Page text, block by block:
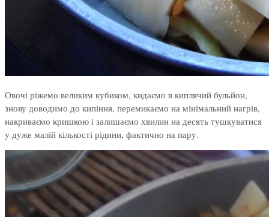
Овочі ріжемо великим кубиком, кидаємо в киплячий бульйон,
знову доводимо до кипіння, перемикаємо на мінімальний нагрів,
накриваємо кришкою і залишаємо хвилин на десять тушкуватися
у дуже малій кількості рідини, фактично на пару.